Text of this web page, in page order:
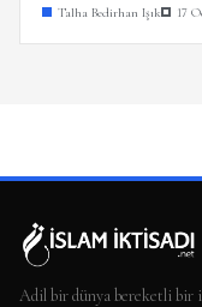
Talha Bedirhan Işık 17
Adil bir dünya bereketli